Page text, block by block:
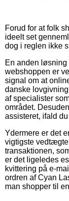
Forud for at folk
ideelt set
dog i reglen ikke
En anden
webshoppen er
signal om at
danske
af specialister
området.
assisteret, ifald
Ydermere er det
vigtigste
transaktionen,
er det ligeledes
kvittering på e-
ordren af Cyan
man shopper til